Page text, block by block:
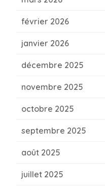
février 2026
janvier 2026
décembre 2025
novembre 2025
octobre 2025
septembre 2025
août 2025
juillet 2025